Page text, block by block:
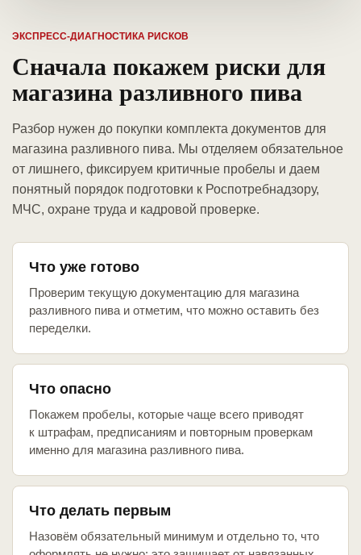
ЭКСПРЕСС-ДИАГНОСТИКА РИСКОВ
Сначала покажем риски для
магазина разливного пива
Разбор нужен до покупки комплекта документов для
магазина разливного пива. Мы отделяем обязательное
от лишнего, фиксируем критичные пробелы и даем
понятный порядок подготовки к Роспотребнадзору,
МЧС, охране труда и кадровой проверке.
Что уже готово
Проверим текущую документацию для магазина
разливного пива и отметим, что можно оставить без
переделки.
Что опасно
Покажем пробелы, которые чаще всего приводят
к штрафам, предписаниям и повторным проверкам
именно для магазина разливного пива.
Что делать первым
Назовём обязательный минимум и отдельно то, что